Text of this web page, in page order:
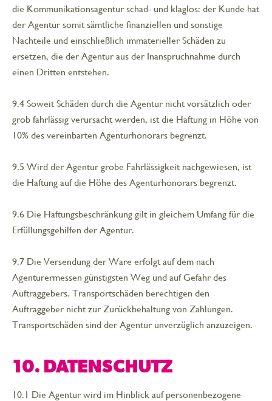
die Kommunikationsagentur schad- und klaglos: der Kunde hat
der Agentur somit sämtliche finanziellen und sonstige
Nachteile und einschließlich immaterieller Schäden zu
ersetzen, die der Agentur aus der Inanspruchnahme durch
einen Dritten entstehen.
9.4 Soweit Schäden durch die Agentur nicht vorsätzlich oder
grob fahrlässig verursacht werden, ist die Haftung in Höhe von
10% des vereinbarten Agenturhonorars begrenzt.
9.5 Wird der Agentur grobe Fahrlässigkeit nachgewiesen, ist
die Haftung auf die Höhe des Agenturhonorars begrenzt.
9.6 Die Haftungsbeschränkung gilt in gleichem Umfang für die
Erfüllungsgehilfen der Agentur.
9.7 Die Versendung der Ware erfolgt auf dem nach
Agenturermessen günstigsten Weg und auf Gefahr des
Auftraggebers. Transportschäden berechtigen den
Auftraggeber nicht zur Zurückbehaltung von Zahlungen.
Transportschäden sind der Agentur unverzüglich anzuzeigen.
10. DATENSCHUTZ
10.1 Die Agentur wird im Hinblick auf personenbezogene